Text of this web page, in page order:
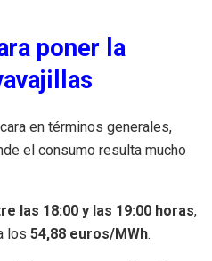
poner la
en términos generales,
el consumo resulta mucho
las 18:00 y las 19:00 horas,
los 54,88 euros/MWh.